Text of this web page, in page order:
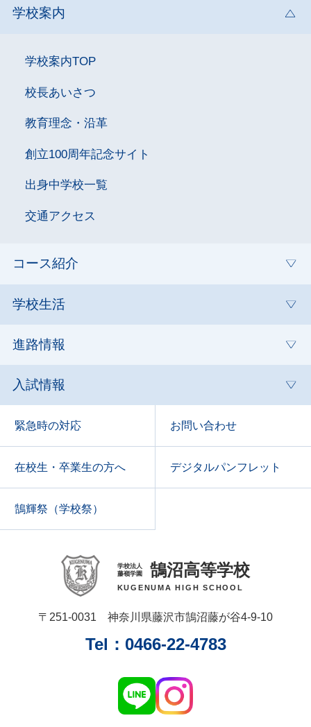
学校案内
学校案内TOP
校長あいさつ
教育理念・沿革
創立100周年記念サイト
出身中学校一覧
交通アクセス
コース紹介
学校生活
進路情報
入試情報
緊急時の対応 お問い合わせ
在校生・卒業生の方へ デジタルパンフレット
鵠輝祭（学校祭）
学校法人
藤嶺学園
鵠沼高等学校
KUGENUMA HIGH SCHOOL
〒251‑0031 神奈川県藤沢市鵠沼藤が谷4‑9‑10
Tel：0466‑22‑4783